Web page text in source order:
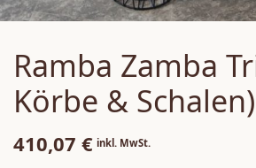
Ramba Zamba
Körbe & Schalen)
410,07€ inkl. MwSt.